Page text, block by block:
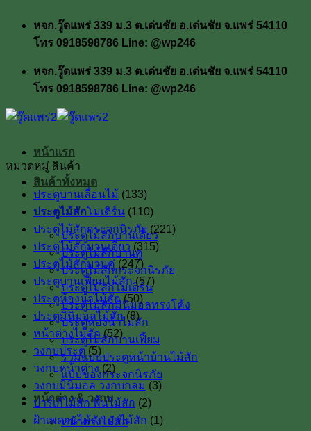
เนื้อหา
หจก.วู๊ดแพร่ 339 ม.3 ต.เด่นชัย อ.เด่นชัย จ.แพร่ 54110
โทร 0918598786 Line: @wp246
หจก.วู๊ดแพร่ 339 ม.3 ต.เด่นชัย อ.เด่นชัย จ.แพร่ 54110
โทร 0918598786 Line: @wp246
หน้าแรก
สินค้าทั้งหมด
ประตูไม้สัก
ประตูไม้สักบานเดี่ยว
ประตูไม้สักบานคู่
ประตูไม้สักกระจกนิรภัย
ประตูไม้สักโมเดิร์น
ประตูไม้สักมินิมอลทรงโค้ง
ประตูห้องน้ำไม้สัก
ประตูไม้สักบานเฟี้ยม
รวมแบบประตูหน้าบ้านไม้สัก
แบบของกระจกนิรภัย
หน้าต่าง & วงกบ
หน้าต่างไม้สัก
หมวดหมู่ สินค้า
ประตูบานเลื่อนไม้ (133)
ประตูไม้สักโมเดิร์น (110)
ประตูไม้สักกระจกนิรภัย (221)
ประตูไม้สักบานเดี่ยว (315)
ประตูไม้สักบานคู่ (247)
ประตูบานเฟี้ยมไม้สัก (57)
ประตูห้องน้ำไม้สัก (50)
ประตูมินิมอลไม้สัก (8)
หน้าต่างไม้สัก (52)
วงกบประตู (5)
วงกบหน้าต่าง (2)
วงกบมินิมอล วงกบกลม (3)
ปาร์เก้ไม้สัก พื้นไม้สัก (2)
ฝ้าเพดานไม้สัก ฝาไม้สัก (1)